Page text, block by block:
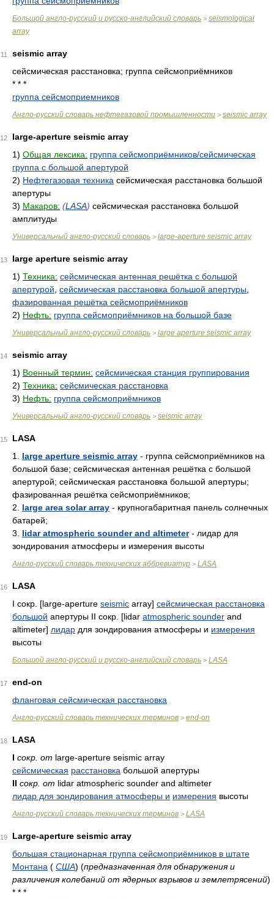
Большой англо-русский и русско-английский словарь > seismological
array
11
seismic array
сейсмическая расстановка; группа сейсмоприёмников
* * *
группа сейсмоприемников
Англо-русский словарь нефтегазовой промышленности > seismic array
12
large-aperture seismic array
1) Общая лексика: группа сейсмоприёмников/сейсмическая
группа с большой апертурой
2) Нефтегазовая техника сейсмическая расстановка большой
апертуры
3) Макаров: (LASA) сейсмическая расстановка большой
амплитуды
Универсальный англо-русский словарь > large-aperture seismic array
13
large aperture seismic array
1) Техника: сейсмическая антенная решётка с большой
апертурой сейсмическая расстановка большой апертуры
фазированная решётка сейсмоприёмников
2) Нефть: группа сейсмоприёмников на большой базе
Универсальный англо-русский словарь > large aperture seismic array
14
seismic array
1) Военный термин: сейсмическая станция группирования
2) Техника: сейсмическая расстановка
3) Нефть: группа сейсмоприёмников
Универсальный англо-русский словарь > seismic array
15
LASA
1. large aperture seismic array - группа сейсмоприёмников на
большой базе; сейсмическая антенная решётка с большой
апертурой; сейсмическая расстановка большой апертуры;
фазированная решётка сейсмоприёмников;
2. large area solar array - крупногабаритная панель солнечных
батарей;
3. lidar atmospheric sounder and altimeter- лидар для
зондирования атмосферы и измерения высоты
Англо-русский словарь технических аббревиатур > LASA
16
LASA
I сокр. [large-aperture seismic array] сейсмическая расстановка
большой апертуры II сокр. [lidar atmospheric sounder and
altimeter] лидар для зондирования атмосферы и измерения
высоты
Большой англо-русский и русско-английский словарь > LASA
17
end-on
фланговая сейсмическая расстановка
Англо-русский словарь технических терминов > end-on
18
LASA
I сокр. от large-aperture seismic array
сейсмическая расстановка большой апертуры
II сокр. от lidar atmospheric sounder and altimeter
лидар для зондирования атмосферы и измерения высоты
Англо-русский словарь технических терминов > LASA
19
Large-aperture seismic array
большая стационарная группа сейсмоприёмников в штате
Монтана ( США) (предназначенная для обнаружения и
различения колебаний от ядерных взрывов и землетрясений)
* * *